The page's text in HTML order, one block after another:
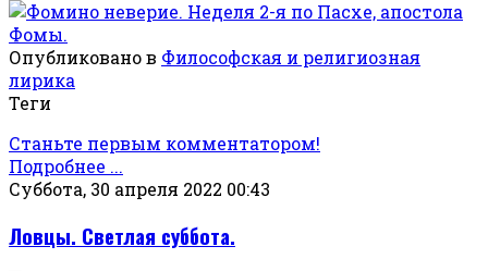
Опубликовано в Философская и религиозная
лирика
Теги
Станьте первым комментатором!
Подробнее ...
Суббота, 30 апреля 2022 00:43
Ловцы. Светлая суббота.